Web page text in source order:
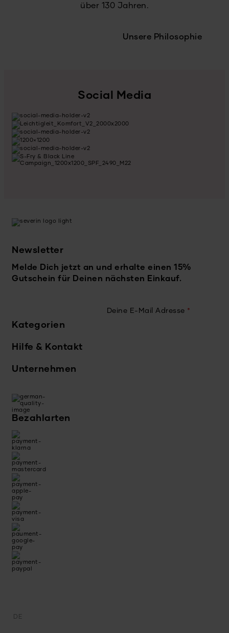
über 130 Jahren.
Unsere Philosophie
Social Media
Newsletter
Melde Dich jetzt an und erhalte einen 15%
Gutschein für Deinen nächsten Einkauf.
Deine E-Mail Adresse *
Kategorien
Hilfe & Kontakt
Unternehmen
Bezahlarten
DE